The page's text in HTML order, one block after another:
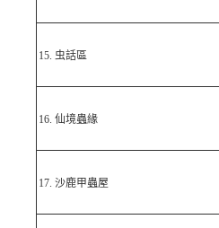
15. 虫話區
16. 仙境蟲緣
17. 沙鹿甲蟲屋